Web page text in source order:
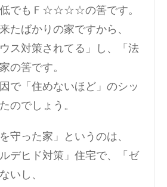
低でもＦ☆☆☆☆の筈です。
たばかりの家ですから、
ス対策されてる」し、「法
の筈です。
で「住めないほど」のシッ
のでしょう。
守った家」というのは、
デヒド対策」住宅で、「ゼ
いし、